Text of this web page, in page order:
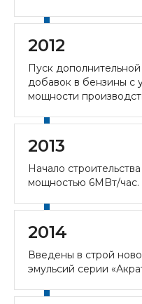
2012
Пуск
добавок в бензины с
мощности
2013
Начало
мощностью 6MBт/час.
2014
Введены в строй
эмульсий серии